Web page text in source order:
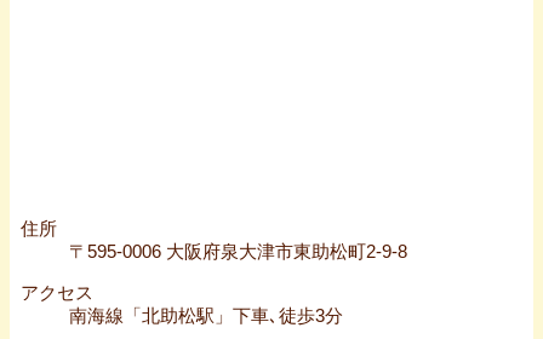
住所
〒595-0006 大阪府泉大津市東助松町2-9-8
アクセス
南海線「北助松駅」下車､徒歩3分